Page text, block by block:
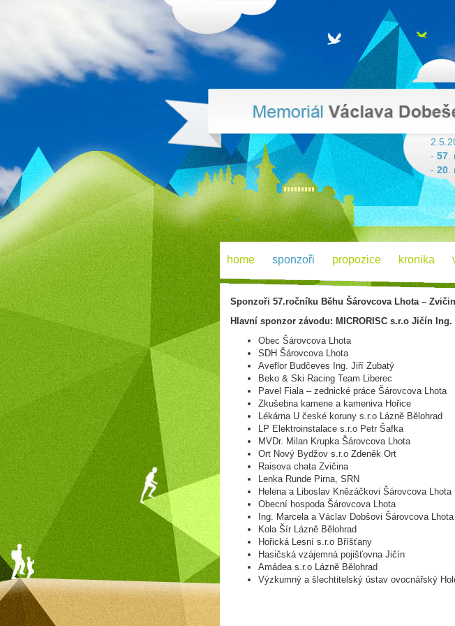
- 57
- 20
home sponzoři propozice kronika
Sponzoři 57.ročníku Běhu Šárovcova Lhota –
Hlavní sponzor závodu: MICRORISC s.r.o Jičín
Obec Šárovcova Lhota
SDH Šárovcova Lhota
Aveflor Budčeves Ing. Jiří Zubatý
Beko & Ski Racing Team Liberec
Pavel Fiala – zednické práce Šárovcova Lhota
Zkušebna kamene a kameniva Hořice
Lékárna U české koruny s.r.o Lázně Bělohrad
LP Elektroinstalace s.r.o Petr Šafka
MVDr. Milan Krupka Šárovcova Lhota
Ort Nový Bydžov s.r.o Zdeněk Ort
Raisova chata Zvičina
Lenka Runde Pirna, SRN
Helena a Liboslav Knězáčkovi Šárovcova Lhota
Obecní hospoda Šárovcova Lhota
Ing. Marcela a Václav Dobšovi Šárovcova Lhota
Kola Šír Lázně Bělohrad
Hořická Lesní s.r.o Bříšťany
Hasičská vzájemná pojišťovna Jičín
Amádea s.r.o Lázně Bělohrad
Výzkumný a šlechtitelský ústav ovocnářský